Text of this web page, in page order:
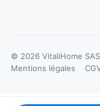
© 2026 VitaliHome SAS
Mentions légales